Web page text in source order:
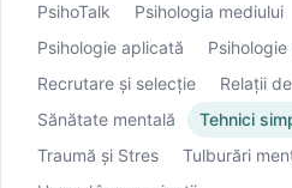
PsihoTalk
Psihologia mediului
Psihologie aplicată
Recrutare și selecție
Relații
Sănătate mentală
Tehnici
Traumă și Stres
Tulburări